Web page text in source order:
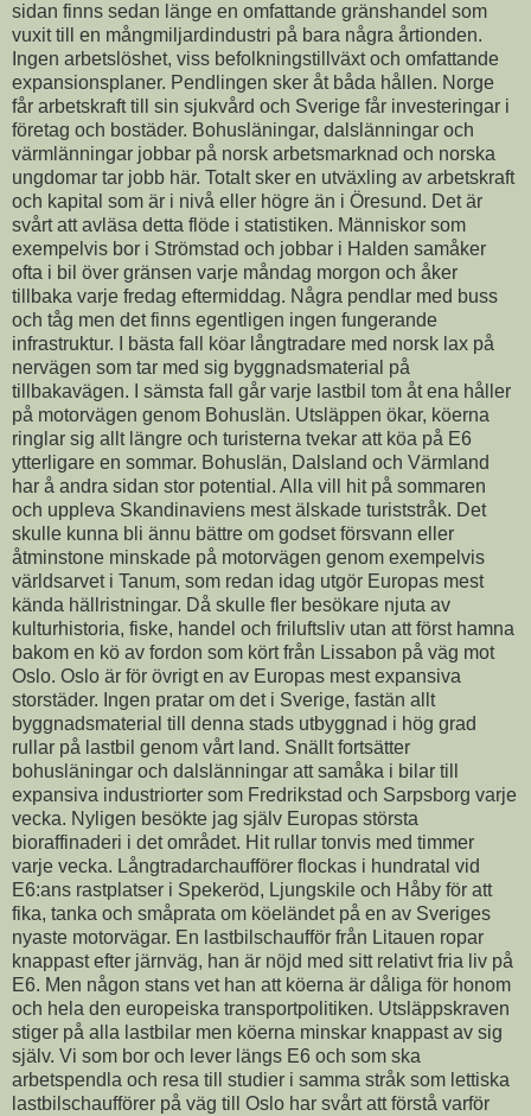
sidan finns sedan länge en omfattande gränshandel som
vuxit till en mångmiljardindustri på bara några årtionden.
Ingen arbetslöshet, viss befolkningstillväxt och omfattande
expansionsplaner. Pendlingen sker åt båda hållen. Norge
får arbetskraft till sin sjukvård och Sverige får investeringar i
företag och bostäder. Bohusläningar, dalslänningar och
värmlänningar jobbar på norsk arbetsmarknad och norska
ungdomar tar jobb här. Totalt sker en utväxling av arbetskraft
och kapital som är i nivå eller högre än i Öresund. Det är
svårt att avläsa detta flöde i statistiken. Människor som
exempelvis bor i Strömstad och jobbar i Halden samåker
ofta i bil över gränsen varje måndag morgon och åker
tillbaka varje fredag eftermiddag. Några pendlar med buss
och tåg men det finns egentligen ingen fungerande
infrastruktur. I bästa fall köar långtradare med norsk lax på
nervägen som tar med sig byggnadsmaterial på
tillbakavägen. I sämsta fall går varje lastbil tom åt ena håller
på motorvägen genom Bohuslän. Utsläppen ökar, köerna
ringlar sig allt längre och turisterna tvekar att köa på E6
ytterligare en sommar. Bohuslän, Dalsland och Värmland
har å andra sidan stor potential. Alla vill hit på sommaren
och uppleva Skandinaviens mest älskade turiststråk. Det
skulle kunna bli ännu bättre om godset försvann eller
åtminstone minskade på motorvägen genom exempelvis
världsarvet i Tanum, som redan idag utgör Europas mest
kända hällristningar. Då skulle fler besökare njuta av
kulturhistoria, fiske, handel och friluftsliv utan att först hamna
bakom en kö av fordon som kört från Lissabon på väg mot
Oslo. Oslo är för övrigt en av Europas mest expansiva
storstäder. Ingen pratar om det i Sverige, fastän allt
byggnadsmaterial till denna stads utbyggnad i hög grad
rullar på lastbil genom vårt land. Snällt fortsätter
bohusläningar och dalslänningar att samåka i bilar till
expansiva industriorter som Fredrikstad och Sarpsborg varje
vecka. Nyligen besökte jag själv Europas största
bioraffinaderi i det området. Hit rullar tonvis med timmer
varje vecka. Långtradarchaufförer flockas i hundratal vid
E6:ans rastplatser i Spekeröd, Ljungskile och Håby för att
fika, tanka och småprata om köeländet på en av Sveriges
nyaste motorvägar. En lastbilschaufför från Litauen ropar
knappast efter järnväg, han är nöjd med sitt relativt fria liv på
E6. Men någon stans vet han att köerna är dåliga för honom
och hela den europeiska transportpolitiken. Utsläppskraven
stiger på alla lastbilar men köerna minskar knappast av sig
själv. Vi som bor och lever längs E6 och som ska
arbetspendla och resa till studier i samma stråk som lettiska
lastbilschaufförer på väg till Oslo har svårt att förstå varför